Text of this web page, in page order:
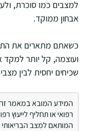
למצבים כמו סוכרת,
אבחון ממוקד.
כשאתם מתארים את
ועוצמה, קל יותר למקד
שכיחים יחסית לבין
המידע המובא במאמר זה
רפואי או תחליף לייעוץ
המותאם למצב הבריאותי